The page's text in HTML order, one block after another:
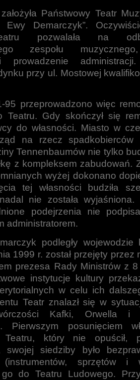
Państwowy Teatr
Ewy Demarczyk”.
pozwalała na
zespołu
prowadzenie
przy ul. Mostowej
95 przeprowadzono więc
Teatru. Gdy skończył się
do własności. Miasto w
na rzecz spadkobierców
Tennenbaumów nie tylko
z kompleksem zabudowań.
wyżej dokonano
tej własności budziła
nie została wyjaśniona.
podejrzenia nie
administratorem.
podległy wojewodzie
1999 r. został przejęty przez
prezesa Rady Ministrów z
instytucje kultury
w celu ich
Teatr znalazł się w
Kafki, Orwella i
Pierwszym posunięciem
który nie opuścił,
swojej siedziby było
sprzętów i
go do Teatru Ludowego.